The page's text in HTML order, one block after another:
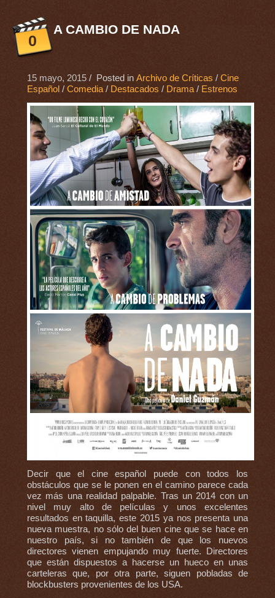
0
A CAMBIO DE NADA
15 mayo, 2015/ Posted in Archivo de Críticas / Cine
Español / Comedia/ Destacados / Drama/ Estrenos
Decir que el cine español puede con todos los
obstáculos que se le ponen en el camino parece cada
vez más una realidad palpable. Tras un 2014 con un
nivel muy alto de películas y unos excelentes
resultados en taquilla, este 2015 ya nos presenta una
nueva muestra, no sólo del buen cine que se hace en
nuestro país, si no también de que los nuevos
directores vienen empujando muy fuerte. Directores
que están dispuestos a hacerse un hueco en unas
carteleras que, por otra parte, siguen pobladas de
blockbusters provenientes de los USA.